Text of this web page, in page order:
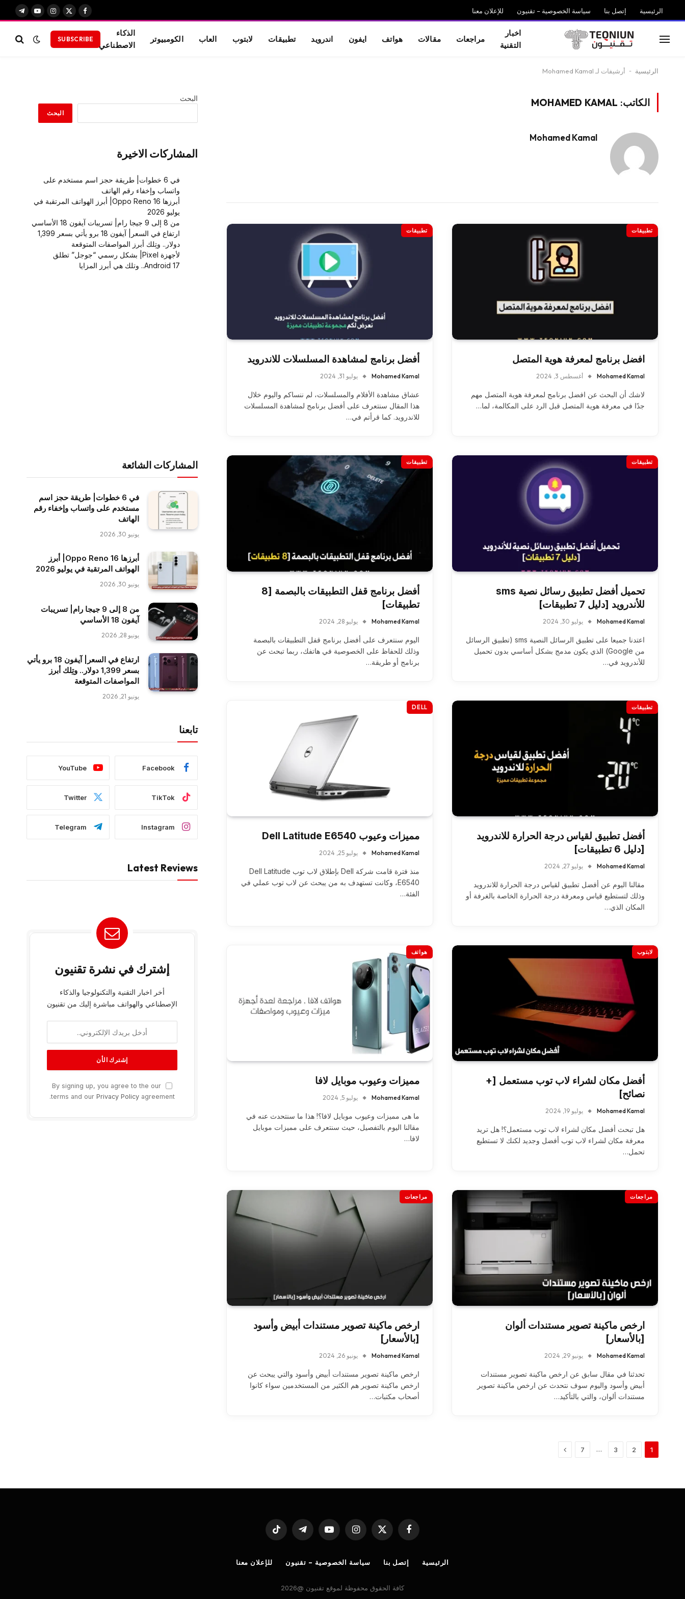
الرئيسية إتصل بنا سياسة الخصوصية – تقنيون للإعلان معنا
فيسبوك
X
الانستغرام
يوتيوبتيلقرام
اخبار
التقنية
مراجعات مقالات هواتف ايفون اندرويد تطبيقات لابتوب العاب الكومبيوتر
الذكاء
الاصطناعي
SUBSCRIBE
الرئيسية - أرشيفات لـ Mohamed Kamal
الكاتب: MOHAMED KAMAL
Mohamed Kamal
تطبيقات
افضل برنامج لمعرفة هوية المتصل
Mohamed Kamal أغسطس 3, 2024
لاشك أن البحث عن افضل برنامج لمعرفة هوية المتصل مهم
جدًا في معرفة هوية المتصل قبل الرد على المكالمة، لما…
تطبيقات
أفضل برنامج لمشاهدة المسلسلات للاندرويد
Mohamed Kamal يوليو 31, 2024
عشاق مشاهدة الأفلام والمسلسلات، لم ننساكم واليوم خلال
هذا المقال سنتعرف على أفضل برنامج لمشاهدة المسلسلات
للاندرويد. كما قرأتم في…
تطبيقات
تحميل أفضل تطبيق رسائل نصية sms
للأندرويد [دليل 7 تطبيقات]
Mohamed Kamal يوليو 30, 2024
اعتدنا جميعا على تطبيق الرسائل النصية sms (تطبيق الرسائل
من Google) الذي يكون مدمج بشكل أساسي بدون تحميل
للأندرويد في…
تطبيقات
أفضل برنامج قفل التطبيقات بالبصمة [8
تطبيقات]
Mohamed Kamal يوليو 28, 2024
اليوم سنتعرف على أفضل برنامج قفل التطبيقات بالبصمة
وذلك للحفاظ على الخصوصية في هاتفك، ربما تبحث عن
برنامج أو طريقة…
تطبيقات
أفضل تطبيق لقياس درجة الحرارة للاندرويد
[دليل 6 تطبيقات]
Mohamed Kamal يوليو 27, 2024
مقالنا اليوم عن أفضل تطبيق لقياس درجة الحرارة للاندرويد
وذلك لتستطيع قياس ومعرفة درجة الحرارة الخاصة بالغرفة أو
المكان الذي…
DELL
مميزات وعيوب Dell Latitude E6540
Mohamed Kamal يوليو 25, 2024
منذ فترة قامت شركة Dell بإطلاق لاب توب Dell Latitude
E6540، وكانت تستهدف به من يبحث عن لاب توب عملي في
الفئة…
لابتوب
أفضل مكان لشراء لاب توب مستعمل [+
نصائح]
Mohamed Kamal يوليو 19, 2024
هل تبحث أفضل مكان لشراء لاب توب مستعمل؟! هل تريد
معرفة مكان لشراء لاب توب أفضل وجديد لكنك لا تستطيع
تحمل…
هواتف
مميزات وعيوب موبايل لافا
Mohamed Kamal يوليو 5, 2024
ما هى مميزات وعيوب موبايل لافا؟! هذا ما سنتحدث عنه في
مقالنا اليوم بالتفصيل، حيث سنتعرف على مميزات موبايل
لافا…
مراجعات
ارخص ماكينة تصوير مستندات ألوان
[بالأسعار]
Mohamed Kamal يونيو 29, 2024
تحدثنا في مقال سابق عن ارخص ماكينة تصوير مستندات
أبيض وأسود واليوم سوف نتحدث عن ارخص ماكينة تصوير
مستندات ألوان، والتي بالتأكيد…
مراجعات
ارخص ماكينة تصوير مستندات أبيض وأسود
[بالأسعار]
Mohamed Kamal يونيو 26, 2024
ارخص ماكينة تصوير مستندات أبيض وأسود والتي يبحث عن
ارخص ماكينة تصوير هم الكثير من المستخدمين سواء كانوا
أصحاب مكتبات…
1
2
3
…
7 التالي
البحث
البحث
المشاركات الاخيرة
في 6 خطوات| طريقة حجز اسم مستخدم على
واتساب وإخفاء رقم الهاتف
أبرزها Oppo Reno 16| أبرز الهواتف المرتقبة في
يوليو 2026
من 8 إلى 9 جيجا رام| تسريبات آيفون 18 الأساسي
ارتفاع في السعر| آيفون 18 برو يأتي بسعر 1,399
دولار.. وتِلك أبرز المواصفات المتوقعة
لأجهزة Pixel| بشكل رسمي “جوجل” تطلق
Android 17.. وتلك هي أبرز المزايا
المشاركات الشائعة
في 6 خطوات| طريقة حجز اسم
مستخدم على واتساب وإخفاء رقم
الهاتف
يونيو 30, 2026
أبرزها Oppo Reno 16| أبرز
الهواتف المرتقبة في يوليو 2026
يونيو 30, 2026
من 8 إلى 9 جيجا رام| تسريبات
آيفون 18 الأساسي
يونيو 28, 2026
ارتفاع في السعر| آيفون 18 برو يأتي
بسعر 1,399 دولار.. وتِلك أبرز
المواصفات المتوقعة
يونيو 21, 2026
تابعنا
Facebook
YouTube
TikTok
Twitter
Instagram
Telegram
Latest Reviews
إشترك في نشرة تقنيون
أخر اخبار التقنية والتكنولوجيا والذكاء
الإصطناعي والهواتف مباشرة إليك من تقنيون
By signing up, you agree to the our
terms and our Privacy Policy agreement.
فيسبوك
X
الانستغراميوتيوب تيلقرام تيكتوك
الرئيسية إتصل بنا سياسة الخصوصية – تقنيون للإعلان معنا
كافة الحقوق محفوظة لموقع تقنيون @2026